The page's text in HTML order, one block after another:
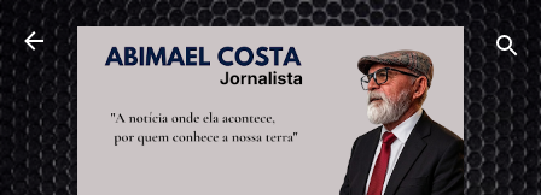
Pular para o conteúdo principal